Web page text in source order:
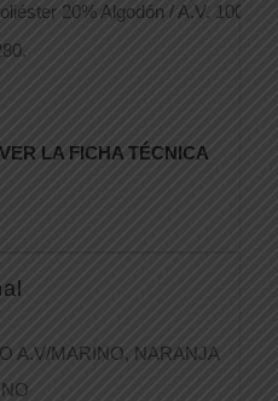
20% Algodón / A.V. 100%
LA FICHA TÉCNICA
A.V/MARINO, NARANJA